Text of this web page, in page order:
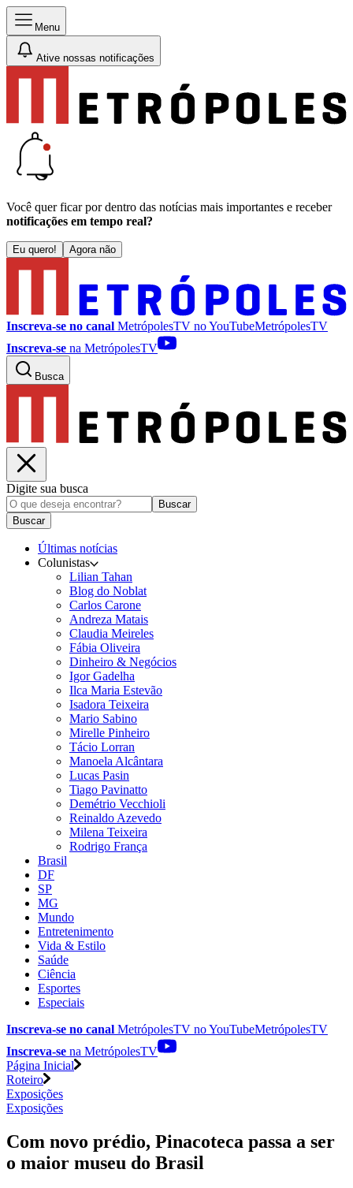
Menu
Ative nossas notificações
Você quer ficar por dentro das notícias mais importantes e receber
notificações em tempo real?
Eu quero! Agora não
Inscreva-se no canal MetrópolesTV noYouTubeMetrópolesTV
Inscreva-se na MetrópolesTV
Busca
Digite sua busca
Buscar
Buscar
Últimas notícias
Colunistas
Lilian Tahan
Blog do Noblat
Carlos Carone
Andreza Matais
Claudia Meireles
Fábia Oliveira
Dinheiro & Negócios
Igor Gadelha
Ilca Maria Estevão
Isadora Teixeira
Mario Sabino
Mirelle Pinheiro
Tácio Lorran
Manoela Alcântara
Lucas Pasin
Tiago Pavinatto
Demétrio Vecchioli
Reinaldo Azevedo
Milena Teixeira
Rodrigo França
Brasil
DF
SP
MG
Mundo
Entretenimento
Vida & Estilo
Saúde
Ciência
Esportes
Especiais
Inscreva-se no canal MetrópolesTV noYouTubeMetrópolesTV
Inscreva-se na MetrópolesTV
Página Inicial
Roteiro
Exposições
Exposições
Com novo prédio, Pinacoteca passa a ser
o maior museu do Brasil